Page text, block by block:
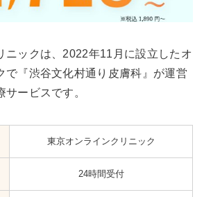
ニックは、2022年11月に設立したオ
で『渋谷文化村通り皮膚科』が運営
ービスです。
東京オンラインクリニック
24時間受付